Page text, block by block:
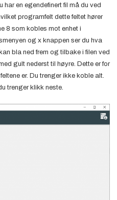
en egendefinert fil må du ved
programfelt dette feltet hører
8 som kobles mot enhet i
og x knappen ser du hva
bla ned frem og tilbake i filen ved
gult nederst til høyre. Dette er for
er. Du trenger ikke koble alt.
trenger klikk neste.